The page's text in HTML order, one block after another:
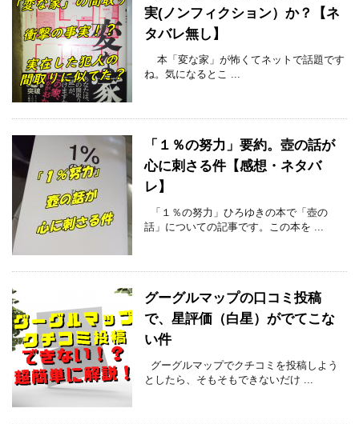
実(ノンフィクション）か？【ネ
タバレ無し】
本「変な家」が怖くてネットで話題です
ね。気になるとこ ...
「１％の努力」要約。壺の話が
心に刺さる件【感想・ネタバ
レ】
「１％の努力」ひろゆきの本で「壺の
話」についての記事です。この本を ...
グーグルマップの口コミ投稿
で、星評価（白星）がでてこな
い件
グーグルマップでクチコミを投稿しよう
としたら、そもそもできないだけ ...